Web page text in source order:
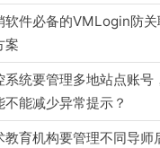
软件必备的VMLogin防
案
系统要管理多地站点账号
不能减少异常提示？
教育机构要管理不同导师